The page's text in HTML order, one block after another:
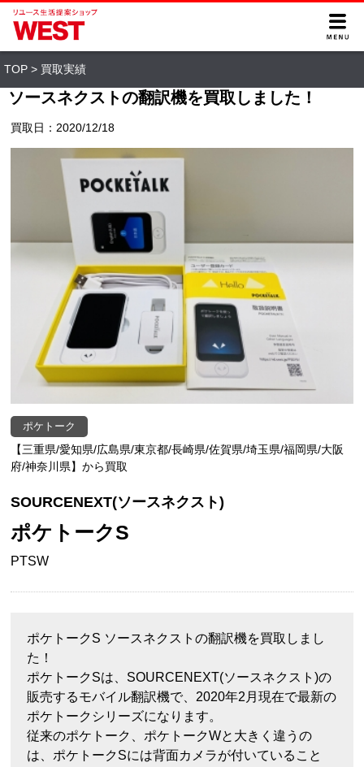
TOP > 買取実績
ソースネクストの翻訳機を買取しました！
買取日：2020/12/18
ポケトーク
【三重県/愛知県/広島県/東京都/長崎県/佐賀県/埼玉県/福岡県/大阪
府/神奈川県】から買取
SOURCENEXT(ソースネクスト)
ポケトークS
PTSW
ポケトークS ソースネクストの翻訳機を買取しまし
た！
ポケトークSは、SOURCENEXT(ソースネクスト)の
販売するモバイル翻訳機で、2020年2月現在で最新の
ポケトークシリーズになります。
従来のポケトーク、ポケトークWと大きく違うの
は、ポケトークSには背面カメラが付いていること